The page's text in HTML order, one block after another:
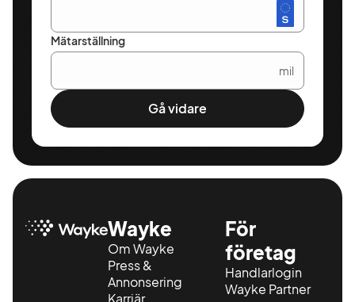
Mätarställning
mil
Gå vidare
Wayke
Om Wayke
Press &
Annonsering
Karriär
För
företag
Handlarlogin
Wayke Partner